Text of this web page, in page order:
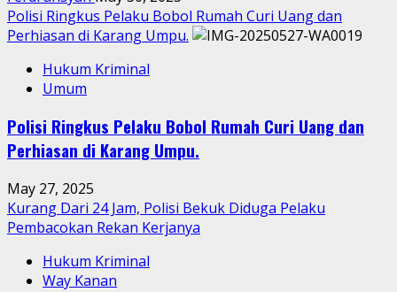
Polisi Ringkus Pelaku Bobol Rumah Curi Uang dan
Perhiasan di Karang Umpu.
Hukum Kriminal
Umum
Polisi Ringkus Pelaku Bobol Rumah Curi Uang dan
Perhiasan di Karang Umpu.
May 27, 2025
Kurang Dari 24 Jam, Polisi Bekuk Diduga Pelaku
Pembacokan Rekan Kerjanya
Hukum Kriminal
Way Kanan